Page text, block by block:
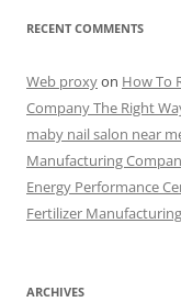
RECENT COMMENTS
Web proxyon How To
Company The Right
maby nail salon near
Manufacturing
Energy Performance
Fertilizer
ARCHIVES